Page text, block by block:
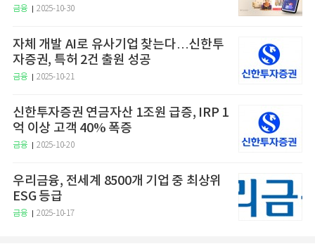
금융 2025-10-30
자체 개발 AI로 유사기업 찾는다…신한투
자증권, 특허 2건 출원 성공
금융 2025-10-21
신한투자증권 연금자산 1조원 급증, IRP 1
억 이상 고객 40% 폭증
금융 2025-10-20
우리금융, 전세계 8500개 기업 중 최상위
ESG 등급
금융 2025-10-17